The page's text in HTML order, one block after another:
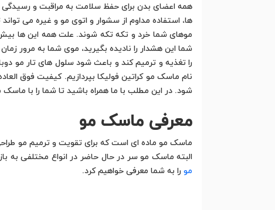
همه اعضای بدن برای حفظ سلامت به مراقبت و رسیدگی
ها، استفاده مداوم از سشوار و اتوی مو و غیره می
موهای شما خرد و تکه تکه شوند. علت همه این ها
شما این هشدار را نادیده بگیرید، موی شما به مرور
را تغذیه و ترمیم کند و باعث شود سلول های تار مو
نام ماسک مو کراتین فولیکا بپردازیم. کیفیت فوق
شود. در این مطلب با ما همراه باشید تا شما را با
معرفی ماسک مو
ماسک مو ماده ای است که برای تقویت و ترمیم مو
البته ماسک مو سر در حال حاضر در انواع مختلفی به
مورا به شما معرفی خواهیم کرد.